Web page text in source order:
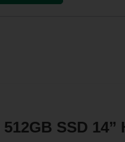
SSD 14”